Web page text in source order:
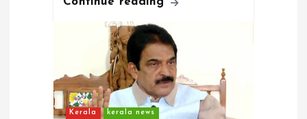
Kerala kerala news